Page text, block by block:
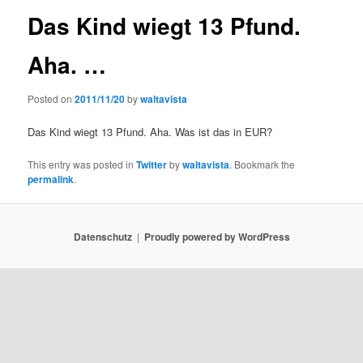
Das Kind wiegt 13 Pfund.
Aha. …
Posted on2011/11/20bywaltavista
Das Kind wiegt 13 Pfund. Aha. Was ist das in EUR?
This entry was posted inTwitterbywaltavista. Bookmark the
permalink.
Datenschutz Proudly powered by WordPress